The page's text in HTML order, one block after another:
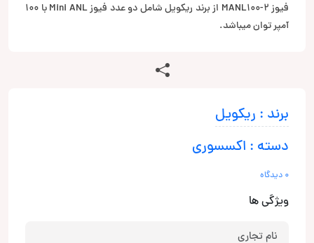
فیوز MANL100-2 از برند ریکویل شامل دو عدد فیوز Mini ANL با 100
آمپر توان میباشد.
برند : ریکویل
دسته : اکسسوری
0 دیدگاه
ویژگی ها
نام تجاری